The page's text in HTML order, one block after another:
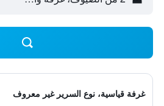
غرفة قياسية، نوع السرير غير معروف